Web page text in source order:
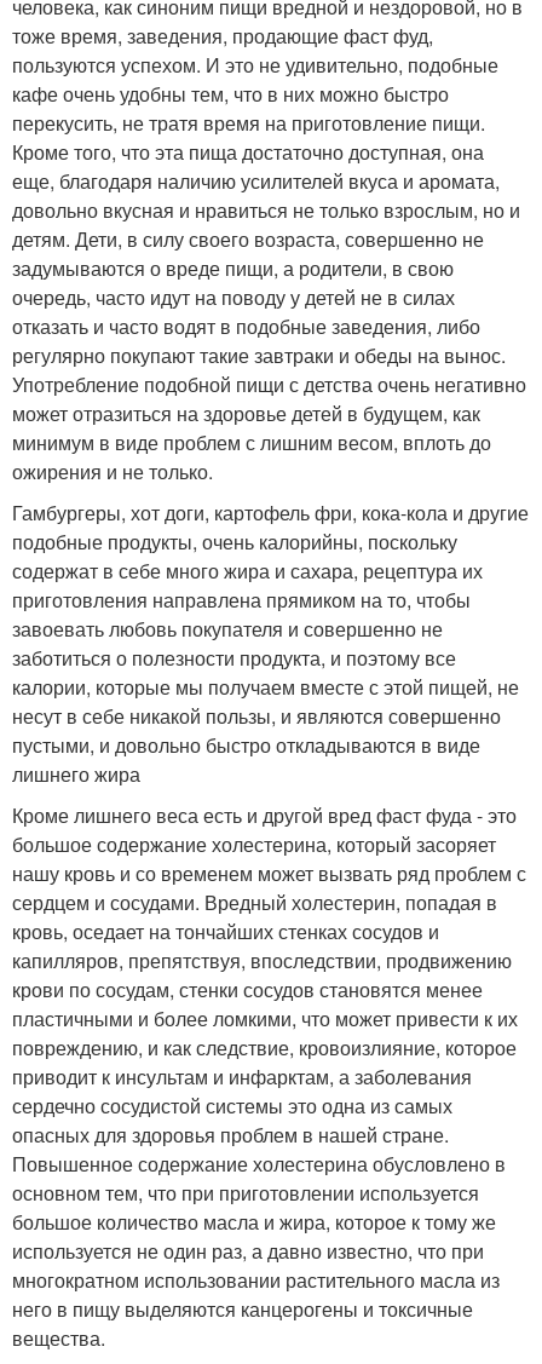
человека, как синоним пищи вредной и нездоровой, но в
тоже время, заведения, продающие фаст фуд,
пользуются успехом. И это не удивительно, подобные
кафе очень удобны тем, что в них можно быстро
перекусить, не тратя время на приготовление пищи.
Кроме того, что эта пища достаточно доступная, она
еще, благодаря наличию усилителей вкуса и аромата,
довольно вкусная и нравиться не только взрослым, но и
детям. Дети, в силу своего возраста, совершенно не
задумываются о вреде пищи, а родители, в свою
очередь, часто идут на поводу у детей не в силах
отказать и часто водят в подобные заведения, либо
регулярно покупают такие завтраки и обеды на вынос.
Употребление подобной пищи с детства очень негативно
может отразиться на здоровье детей в будущем, как
минимум в виде проблем с лишним весом, вплоть до
ожирения и не только.
Гамбургеры, хот доги, картофель фри, кока-кола и другие
подобные продукты, очень калорийны, поскольку
содержат в себе много жира и сахара, рецептура их
приготовления направлена прямиком на то, чтобы
завоевать любовь покупателя и совершенно не
заботиться о полезности продукта, и поэтому все
калории, которые мы получаем вместе с этой пищей, не
несут в себе никакой пользы, и являются совершенно
пустыми, и довольно быстро откладываются в виде
лишнего жира
Кроме лишнего веса есть и другой вред фаст фуда - это
большое содержание холестерина, который засоряет
нашу кровь и со временем может вызвать ряд проблем с
сердцем и сосудами. Вредный холестерин, попадая в
кровь, оседает на тончайших стенках сосудов и
капилляров, препятствуя, впоследствии, продвижению
крови по сосудам, стенки сосудов становятся менее
пластичными и более ломкими, что может привести к их
повреждению, и как следствие, кровоизлияние, которое
приводит к инсультам и инфарктам, а заболевания
сердечно сосудистой системы это одна из самых
опасных для здоровья проблем в нашей стране.
Повышенное содержание холестерина обусловлено в
основном тем, что при приготовлении используется
большое количество масла и жира, которое к тому же
используется не один раз, а давно известно, что при
многократном использовании растительного масла из
него в пищу выделяются канцерогены и токсичные
вещества.